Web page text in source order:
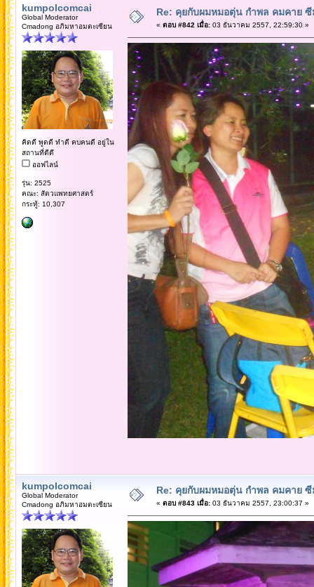
kumpolcomcai
Global Moderator
Cmadong อภิมหาอมตะเซียน
คิดดี พูดดี ทำดี คบคนดี อยู่ใน
สถานที่ดีดี
ออฟไลน์
รุ่น: 2525
คณะ: สัตวแพทยศาสตร์
กระทู้: 10,307
Re: คุยกับผมหมอตุ่น กำพล คมคาย
« ตอบ #842 เมื่อ:03 ธันวาคม 2557, 22:59:30 »
kumpolcomcai
Global Moderator
Cmadong อภิมหาอมตะเซียน
Re: คุยกับผมหมอตุ่น กำพล คมคาย
« ตอบ #843 เมื่อ:03 ธันวาคม 2557, 23:00:37 »